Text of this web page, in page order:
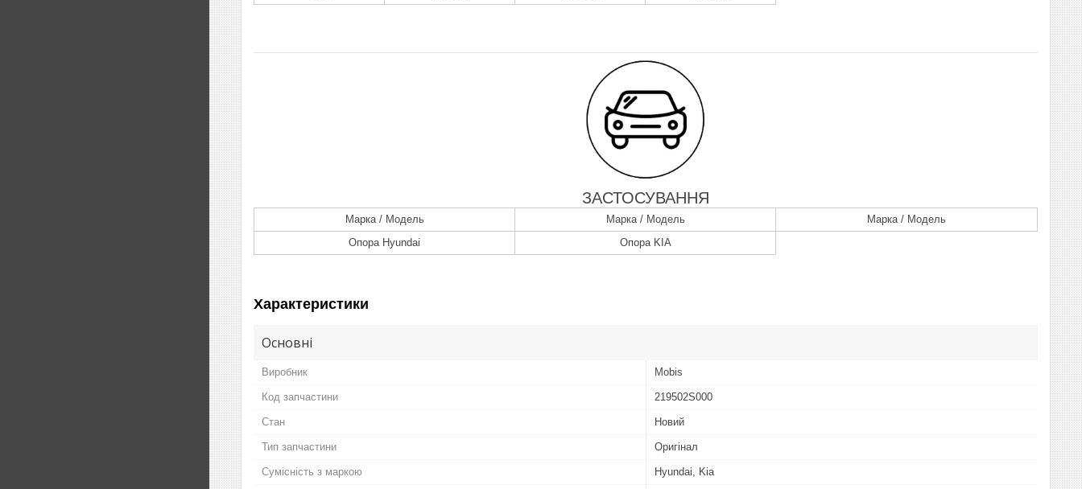
ЗАСТОСУВАННЯ
Марка / Модель Марка / Модель
Марка / Модель
Опора Hyundai
Опора KIA
Характеристики
Основні
Виробник Mobis
Код запчастини 219502S000
Стан Новий
Тип запчастини Оригінал
Сумісність з маркою Hyundai, Kia